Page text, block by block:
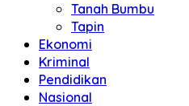
Tanah Bumbu
Tapin
Ekonomi
Kriminal
Pendidikan
Nasional